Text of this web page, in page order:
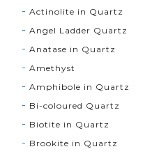
Actinolite in Quartz
Angel Ladder Quartz
Anatase in Quartz
Amethyst
Amphibole in Quartz
Bi-coloured Quartz
Biotite in Quartz
Brookite in Quartz